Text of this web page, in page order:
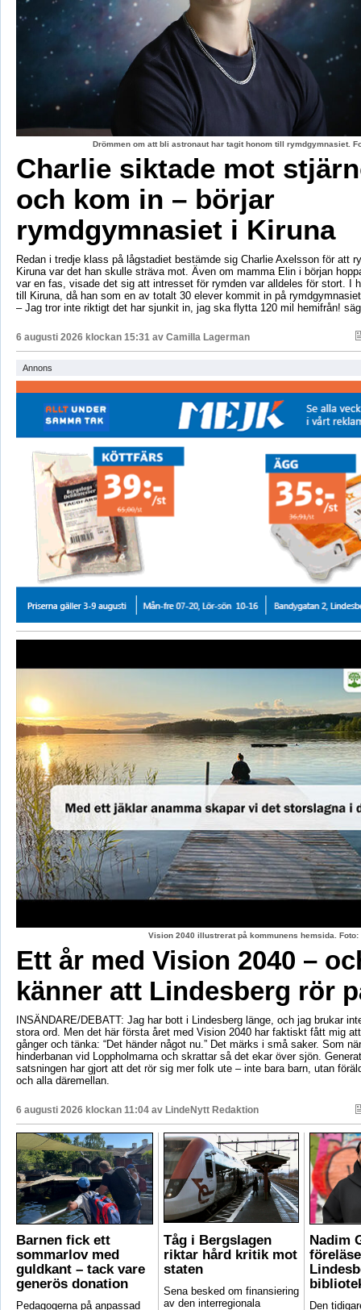
Drömmen om att bli astronaut har tagit honom till rymdgymnasiet.
Charlie siktade mot
och kom in – börjar
rymdgymnasiet i Kiruna
Redan i tredje klass på lågstadiet bestämde sig Charlie Axelsson för att
Kiruna var det han skulle sträva mot. Även om mamma Elin i början
var en fas, visade det sig att intresset för rymden var alldeles för stort. I
till Kiruna, då han som en av totalt 30 elever kommit in på
– Jag tror inte riktigt det har sjunkit in, jag ska flytta 120 mil hemifrån!
6 augusti 2026 klockan 15:31 av Camilla Lagerman
Annons
Vision 2040 illustrerat på kommunens hemsida.
Ett år med Vision 2040 –
känner att Lindesberg rör
INSÄNDARE/DEBATT: Jag har bott i Lindesberg länge, och jag brukar
stora ord. Men det här första året med Vision 2040 har faktiskt fått mig
gånger och tänka: “Det händer något nu.” Det märks i små saker. Som
hinderbanan vid Loppholmarna och skrattar så det ekar över sjön.
satsningen har gjort att det rör sig mer folk ute – inte bara barn, utan
och alla däremellan.
6 augusti 2026 klockan 11:04 av LindeNytt Redaktion
Barnen fick ett
sommarlov med
guldkant – tack vare
generös donation
Pedagogerna på anpassad
Tåg i Bergslagen
riktar hård kritik mot
staten
Sena besked om finansiering
av den interregionala
Nadim
Den